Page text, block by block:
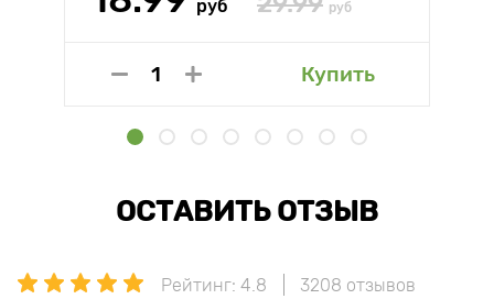
руб руб
Купить
ОСТАВИТЬ ОТЗЫВ
Рейтинг: 4.8 3208 отзывов